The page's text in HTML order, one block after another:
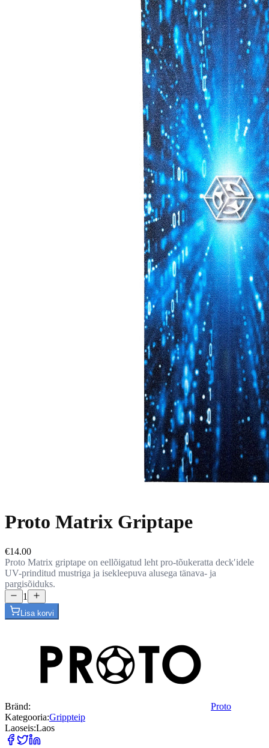
Proto Matrix Griptape
€14.00
Proto Matrix griptape on eellõigatud leht pro-tõukeratta deckʹidele
UV-prinditud mustriga ja isekleepuva alusega tänava- ja
pargisõiduks.
1
Lisa korvi
Bränd:
Proto
Kategooria:Grippteip
Laoseis:Laos